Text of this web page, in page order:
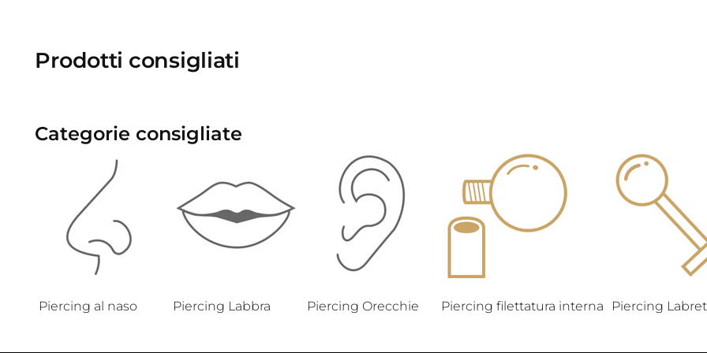
Prodotti consigliati
Categorie consigliate
Piercing al naso Piercing Labbra Piercing Orecchie Piercing filettatura interna Piercing Labret